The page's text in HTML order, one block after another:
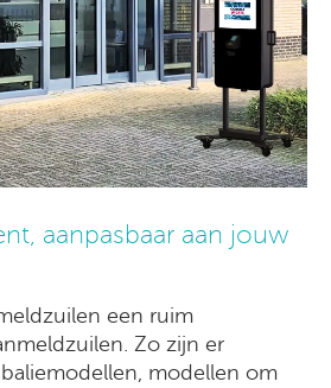
aanpasbaar aan jouw
een ruim
Zo zijn er
modellen om